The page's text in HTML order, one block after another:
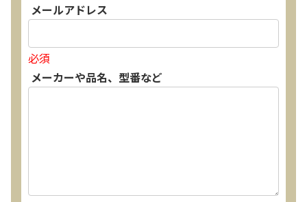
メールアドレス
必須
メーカーや品名、型番など